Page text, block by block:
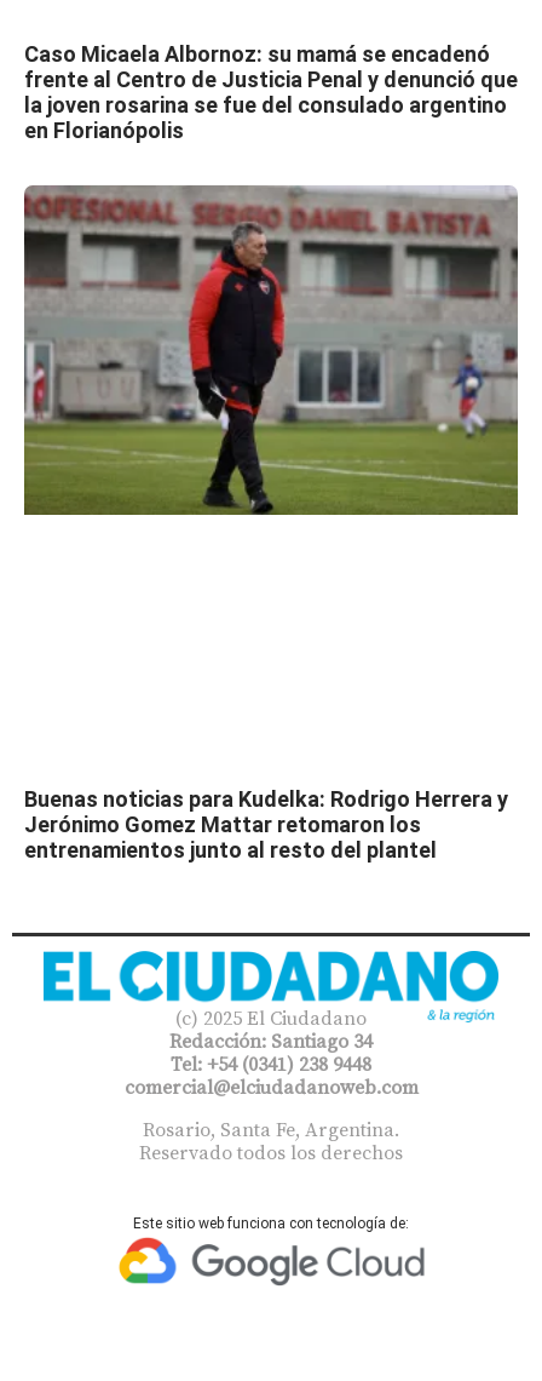
Caso Micaela Albornoz: su mamá se encadenó
frente al Centro de Justicia Penal y denunció que
la joven rosarina se fue del consulado argentino
en Florianópolis
Buenas noticias para Kudelka: Rodrigo Herrera y
Jerónimo Gomez Mattar retomaron los
entrenamientos junto al resto del plantel
(c) 2025 El Ciudadano
Redacción: Santiago 34
Tel: +54 (0341) 238 9448
comercial@elciudadanoweb.com​
Rosario, Santa Fe, Argentina.
Reservado todos los derechos
Este sitio web funciona con tecnología de: